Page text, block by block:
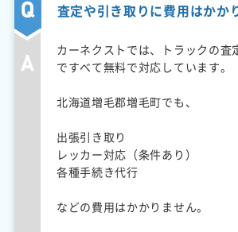
査定や引き取りに費用はかか
カーネクストでは、トラックの査
ですべて無料で対応しています。
北海道増毛郡増毛町でも、
出張引き取り
レッカー対応（条件あり）
各種手続き代行
などの費用はかかりません。